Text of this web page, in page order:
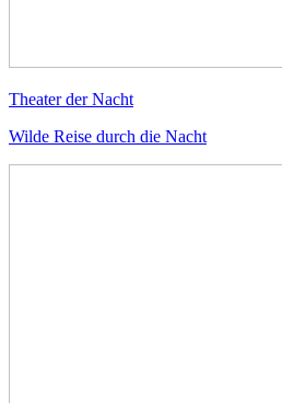
Theater der Nacht
Wilde Reise durch die Nacht